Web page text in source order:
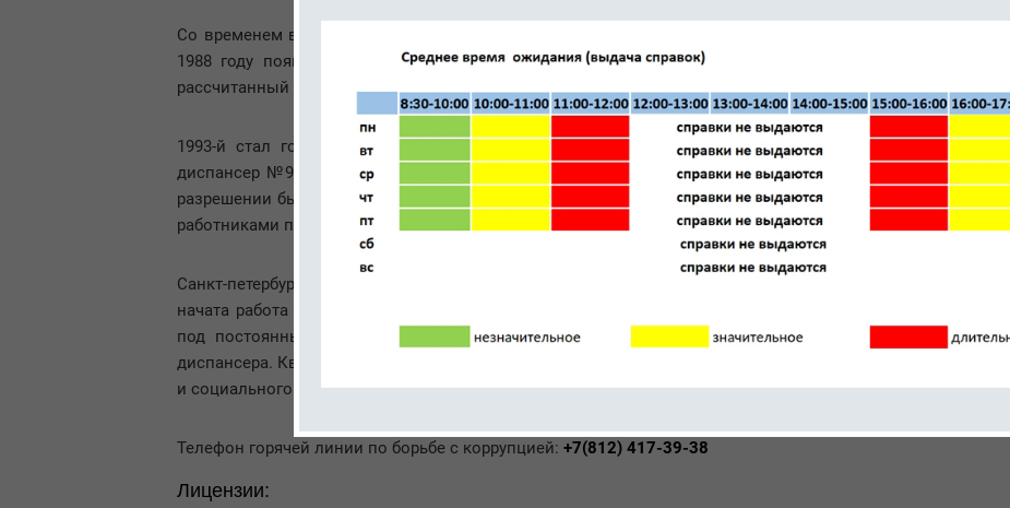
Со временем в Ленинграде открывают ещё несколько лечебных учреждений, и диспансер
1988 году появляется кабинет психотерапии и психопрофилактики, а в 1991-м в стенах
рассчитанный на одновременный приём до ста пациентов. Через 11 лет вместимость стационара
1993-й стал годом получения диспансером официального статуса «Государственное медицинское
диспансер №9 Невского района». Через пять лет в ПНД №9 начата работа социальной службы,
разрешении бытовых и социальных проблем пациентов. Для более эффективной работы сотрудники
работниками пенсионного фонда, службы социальной защиты населения и другими организациями.
Санкт-петербургским диспансером проводится большая работа по социальной и лечебно-трудовой
начата работа отделения лечебной и трудовой реабилитации, которое способно обслуживать до
под постоянным наблюдением опытных врачей, санитаров и прочего медицинского персонала,
диспансера. Квалификация сотрудников и уровень заведения подтверждены лицензией выданной
и социального развития.
Телефон горячей линии по борьбе с коррупцией: +7(812) 417-39-38
Лицензии: